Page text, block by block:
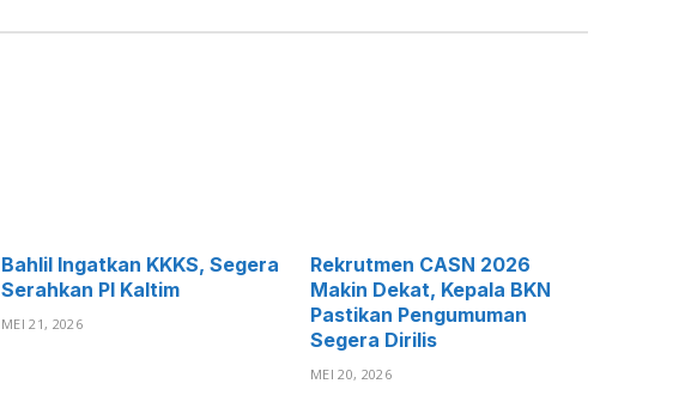
Bahlil Ingatkan KKKS, Segera
Serahkan PI Kaltim
MEI 21, 2026
Rekrutmen CASN 2026
Makin Dekat, Kepala BKN
Pastikan Pengumuman
Segera Dirilis
MEI 20, 2026